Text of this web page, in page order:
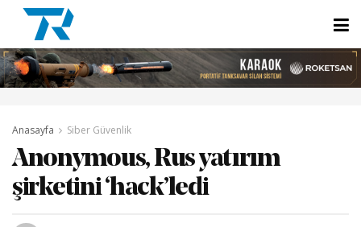
Anasayfa Siber Güvenlik
Anonymous, Rus yatırım
şirketini ‘hack’ledi